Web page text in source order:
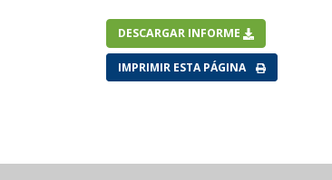
DESCARGAR INFORME
IMPRIMIR ESTA PÁGINA